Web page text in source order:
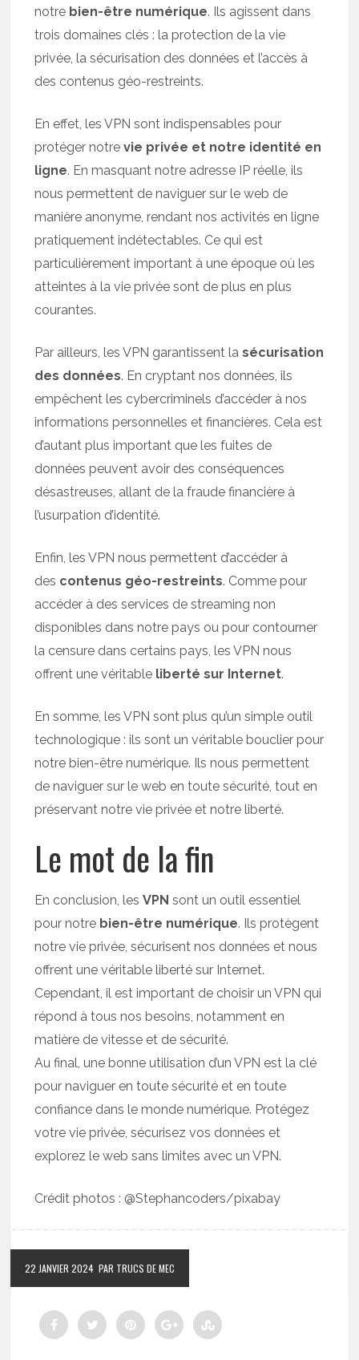
notre bien-être numérique. Ils agissent dans
trois domaines clés : la protection de la vie
privée, la sécurisation des données et l’accès à
des contenus géo-restreints.
En effet, les VPN sont indispensables pour
protéger notrevie privée et notre identité en
ligne. En masquant notre adresse IP réelle, ils
nous permettent de naviguer sur le web de
manière anonyme, rendant nos activités en ligne
pratiquement indétectables. Ce qui est
particulièrement important à une époque où les
atteintes à la vie privée sont de plus en plus
courantes.
Par ailleurs, les VPN garantissent lasécurisation
des données. En cryptant nos données, ils
empêchent les cybercriminels d’accéder à nos
informations personnelles et financières. Cela est
d’autant plus important que les fuites de
données peuvent avoir des conséquences
désastreuses, allant de la fraude financière à
l’usurpation d’identité.
Enfin, les VPN nous permettent d’accéder à
des contenus géo-restreints. Comme pour
accéder à des services de streaming non
disponibles dans notre pays ou pour contourner
la censure dans certains pays, les VPN nous
offrent une véritable liberté sur Internet.
En somme, les VPN sont plus qu’un simple outil
technologique : ils sont un véritable bouclier pour
notre bien-être numérique. Ils nous permettent
de naviguer sur le web en toute sécurité, tout en
préservant notre vie privée et notre liberté.
Le mot de la fin
En conclusion, lesVPN sont un outil essentiel
pour notre bien-être numérique. Ils protègent
notre vie privée, sécurisent nos données et nous
offrent une véritable liberté sur Internet.
Cependant, il est important de choisir un VPN qui
répond à tous nos besoins, notamment en
matière de vitesse et de sécurité.
Au final, une bonne utilisation d’un VPN est la clé
pour naviguer en toute sécurité et en toute
confiance dans le monde numérique. Protégez
votre vie privée, sécurisez vos données et
explorez le web sans limites avec un VPN.
Crédit photos : @Stephancoders/pixabay
22 JANVIER 2024 PAR TRUCS DE MEC